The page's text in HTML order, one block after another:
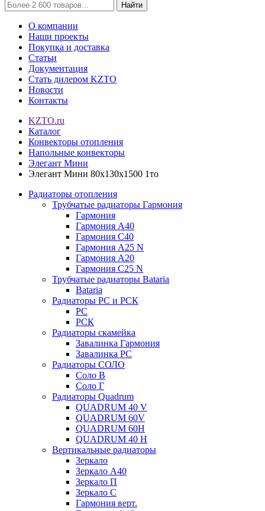
Найти
О компании
Наши проекты
Покупка и доставка
Статьи
Документация
Стать дилером KZTO
Новости
Контакты
KZTO.ru
Каталог
Конвекторы отопления
Напольные конвекторы
Элегант Мини
Элегант Мини 80x130x1500 1то
Радиаторы отопления
Трубчатые радиаторы Гармония
Гармония
Гармония А40
Гармония С40
Гармония А25 N
Гармония А20
Гармония С25 N
Трубчатые радиаторы Bataria
Bataria
Радиаторы РС и РСК
РС
РСК
Радиаторы скамейка
Завалинка Гармония
Завалинка РС
Радиаторы СОЛО
Соло В
Соло Г
Радиаторы Quadrum
QUADRUM 40 V
QUADRUM 60V
QUADRUM 60H
QUADRUM 40 H
Вертикальные радиаторы
Зеркало
Зеркало А40
Зеркало П
Зеркало С
Гармония верт.